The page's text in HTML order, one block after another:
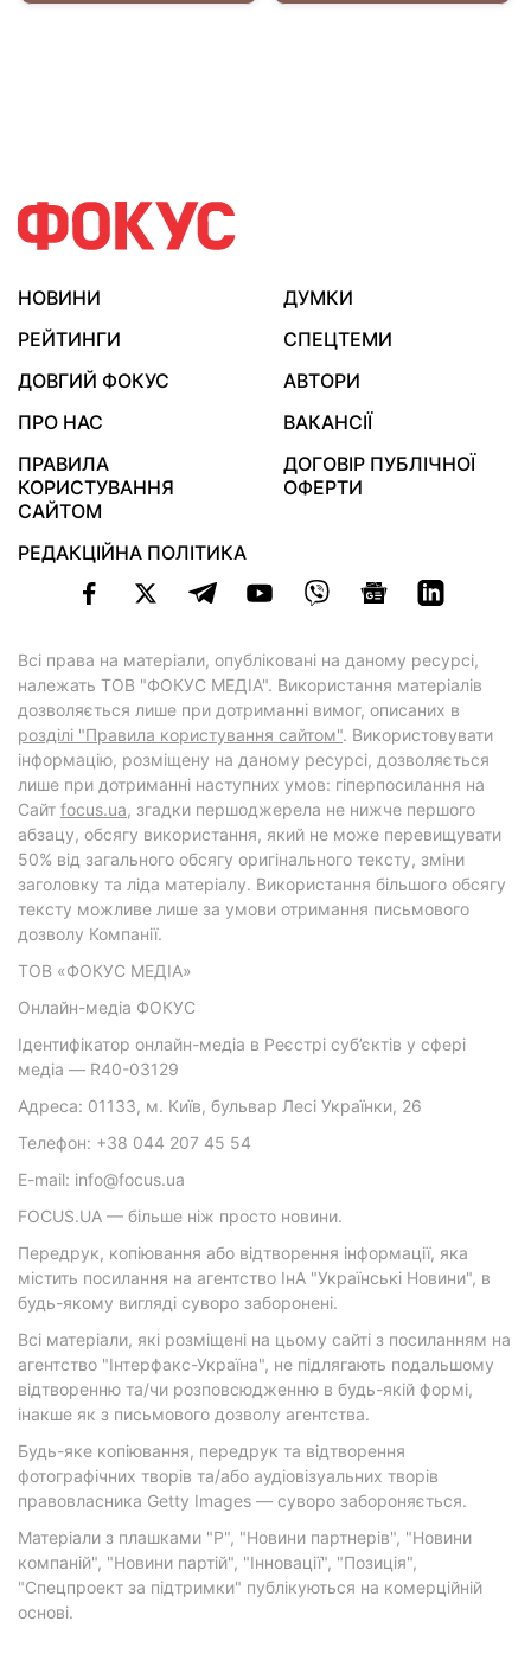
НОВИНИ
ДУМКИ
РЕЙТИНГИ
СПЕЦТЕМИ
ДОВГИЙ ФОКУС
АВТОРИ
ПРО НАС
ВАКАНСІЇ
ПРАВИЛА
КОРИСТУВАННЯ
САЙТОМ
ДОГОВІР ПУБЛІЧНОЇ
ОФЕРТИ
РЕДАКЦІЙНА ПОЛІТИКА
Всі права на матеріали, опубліковані на даному ресурсі,
належать ТОВ "ФОКУС МЕДІА". Використання матеріалів
дозволяється лише при дотриманні вимог, описаних в
розділі "Правила користування сайтом". Використовувати
інформацію, розміщену на даному ресурсі, дозволяється
лише при дотриманні наступних умов: гіперпосилання на
Cайт focus.ua, згадки першоджерела не нижче першого
абзацу, обсягу використання, який не може перевищувати
50% від загального обсягу оригінального тексту, зміни
заголовку та ліда матеріалу. Використання більшого обсягу
тексту можливе лише за умови отримання письмового
дозволу Компанії.
ТОВ «ФОКУС МЕДІА»
Онлайн-медіа ФОКУС
Ідентифікатор онлайн-медіа в Реєстрі суб’єктів у сфері
медіа — R40-03129
Адреса: 01133, м. Київ, бульвар Лесі Українки, 26
Телефон: +38 044 207 45 54
E-mail: info@focus.ua
FOCUS.UA — більше ніж просто новини.
Передрук, копіювання або відтворення інформації, яка
містить посилання на агентство ІнА "Українські Новини", в
будь-якому вигляді суворо заборонені.
Всі матеріали, які розміщені на цьому сайті з посиланням на
агентство "Інтерфакс-Україна", не підлягають подальшому
відтворенню та/чи розповсюдженню в будь-якій формі,
інакше як з письмового дозволу агентства.
Будь-яке копіювання, передрук та відтворення
фотографічних творів та/або аудіовізуальних творів
правовласника Getty Images — суворо забороняється.
Матеріали з плашками "Р", "Новини партнерів", "Новини
компаній", "Новини партій", "Інновації", "Позиція",
"Спецпроект за підтримки" публікуються на комерційній
основі.